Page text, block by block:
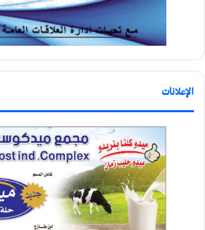
الإعلانات